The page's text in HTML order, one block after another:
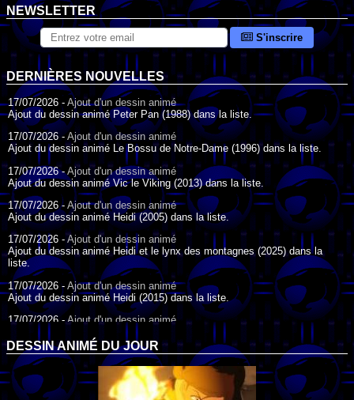
NEWSLETTER
S'inscrire
DERNIÈRES NOUVELLES
17/07/2026 - Ajout d'un dessin animé
Ajout du dessin animé Peter Pan (1988) dans la liste.
17/07/2026 -Ajout d'un dessin animé
Ajout du dessin animé Le Bossu de Notre-Dame (1996) dans la liste.
17/07/2026 -Ajout d'un dessin animé
Ajout du dessin animé Vic le Viking (2013) dans la liste.
17/07/2026 - Ajout d'un dessin animé
Ajout du dessin animé Heidi (2005) dans la liste.
17/07/2026 - Ajout d'un dessin animé
Ajout du dessin animé Heidi et le lynx des montagnes (2025) dans la
liste.
17/07/2026 - Ajout d'un dessin animé
Ajout du dessin animé Heidi (2015) dans la liste.
17/07/2026 -Ajout d'un dessin animé
Ajout du dessin animé Heidi (1995) dans la liste.
09/07/2026 -Ajout d'un dessin animé
Ajout du dessin animé Genki l'Aventurier de la Chance (2006) dans la
liste.
DESSIN ANIMÉ DU JOUR